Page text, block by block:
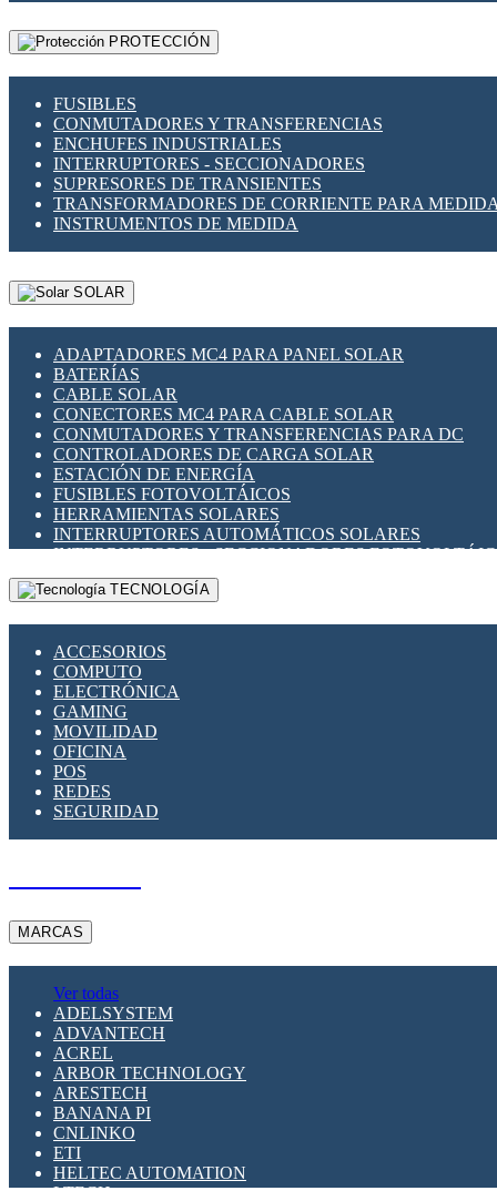
PROTECCIÓN
FUSIBLES
CONMUTADORES Y TRANSFERENCIAS
ENCHUFES INDUSTRIALES
INTERRUPTORES - SECCIONADORES
SUPRESORES DE TRANSIENTES
TRANSFORMADORES DE CORRIENTE PARA
INSTRUMENTOS DE MEDIDA
SOLAR
ADAPTADORES MC4 PARA PANEL SOLAR
BATERÍAS
CABLE SOLAR
CONECTORES MC4 PARA CABLE SOLAR
CONMUTADORES Y TRANSFERENCIAS PARA DC
CONTROLADORES DE CARGA SOLAR
ESTACIÓN DE ENERGÍA
FUSIBLES FOTOVOLTÁICOS
HERRAMIENTAS SOLARES
INTERRUPTORES AUTOMÁTICOS SOLARES
INTERRUPTORES - SECCIONADORES
MONTAJE PANEL SOLAR
PORTA FUSIBLES Y SECCIONADORES
TECNOLOGÍA
ACCESORIOS
COMPUTO
ELECTRÓNICA
GAMING
MOVILIDAD
OFICINA
POS
REDES
SEGURIDAD
MARCAS
Ver todas
ADELSYSTEM
ADVANTECH
ACREL
ARBOR TECHNOLOGY
ARESTECH
BANANA PI
CNLINKO
ETI
HELTEC AUTOMATION
LTECH